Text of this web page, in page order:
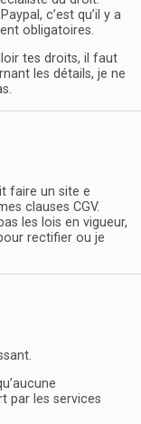
c’est qu’il y a
obligatoires.
tes droits, il faut
les détails, je ne
faire un site e
clauses CGV.
les lois en vigueur,
rectifier ou je
par les services